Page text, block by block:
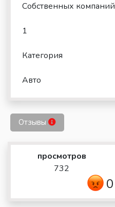
Собственных компаний
1
Категория
Авто
Отзывы
просмотров
732
0